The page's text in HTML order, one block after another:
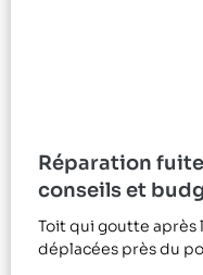
Réparation
conseils et
Toit qui goutte après
déplacées près du